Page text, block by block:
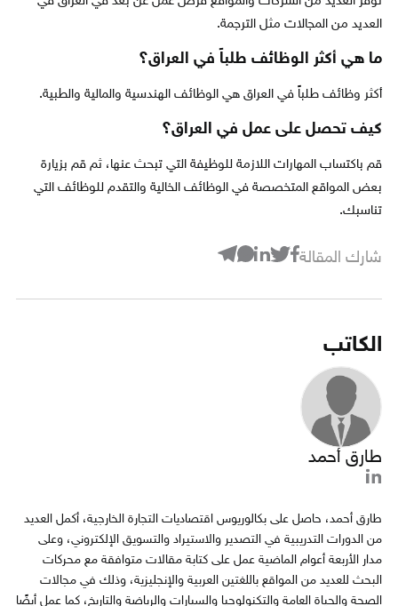
العديد من المجالات مثل الترجمة.
ما هي أكثر الوظائف طلباً في العراق؟
أكثر وظائف طلباً في العراق هي الوظائف الهندسية والمالية والطبية.
كيف تحصل على عمل في العراق؟
قم باكتساب المهارات اللازمة للوظيفة التي تبحث عنها، ثم قم بزيارة
بعض المواقع المتخصصة في الوظائف الخالية والتقدم للوظائف التي
تناسبك.
شارك المقالة
الكاتب
طارق أحمد
طارق أحمد، حاصل على بكالوريوس اقتصاديات التجارة الخارجية، أكمل العديد
من الدورات التدريبية في التصدير والاستيراد والتسويق الإلكتروني، وعلى
مدار الأربعة أعوام الماضية عمل على كتابة مقالات متوافقة مع محركات
البحث للعديد من المواقع باللغتين العربية والإنجليزية، وذلك في مجالات
الصحة والحياة العامة والتكنولوجيا والسيارات والرياضة والتاريخ، كما عمل أيضًا